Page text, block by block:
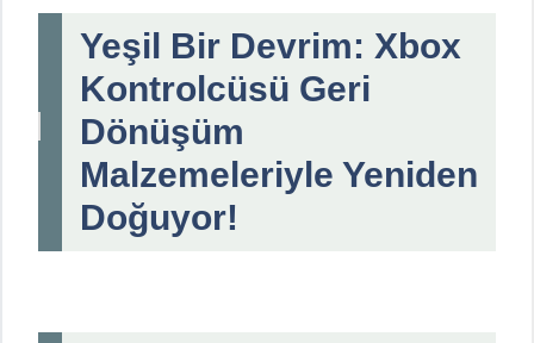
Yeşil Bir Devrim: Xbox
Kontrolcüsü Geri
Dönüşüm
Malzemeleriyle Yeniden
Doğuyor!